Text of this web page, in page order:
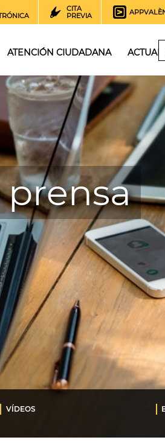
CITA
PREVIA
ATENCIÓN CIUDADANA
prensa
VÍDEOS